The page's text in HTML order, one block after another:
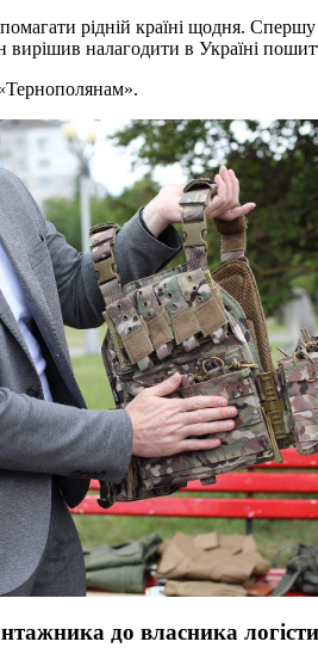
рідній країні щодня.
налагодити в Україні
до власника